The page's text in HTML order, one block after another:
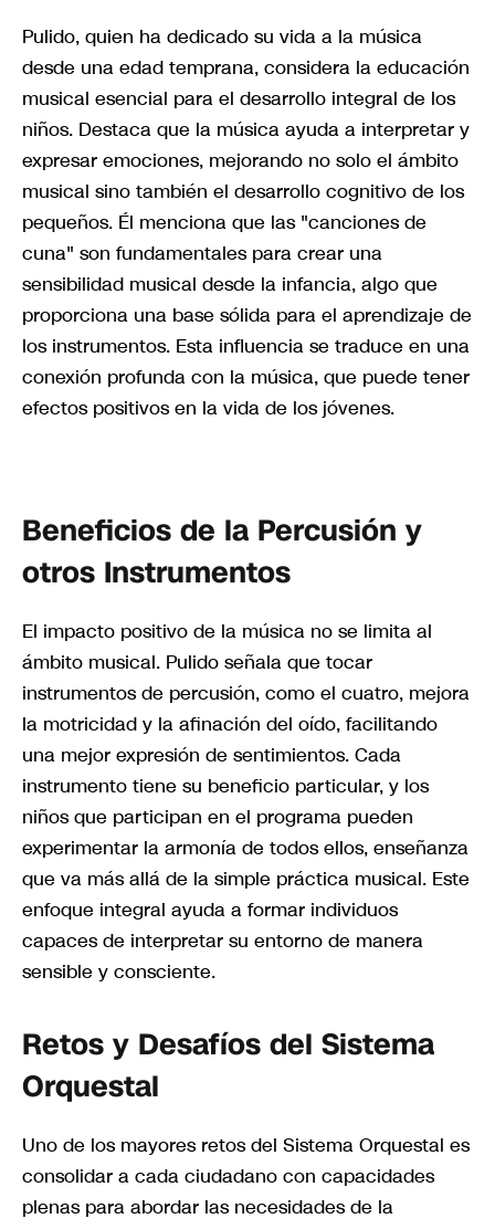
Pulido, quien ha dedicado su vida a la música
desde una edad temprana, considera la educación
musical esencial para el desarrollo integral de los
niños. Destaca que la música ayuda a interpretar y
expresar emociones, mejorando no solo el ámbito
musical sino también el desarrollo cognitivo de los
pequeños. Él menciona que las "canciones de
cuna" son fundamentales para crear una
sensibilidad musical desde la infancia, algo que
proporciona una base sólida para el aprendizaje de
los instrumentos. Esta influencia se traduce en una
conexión profunda con la música, que puede tener
efectos positivos en la vida de los jóvenes.
Beneficios de la Percusión y
otros Instrumentos
El impacto positivo de la música no se limita al
ámbito musical. Pulido señala que tocar
instrumentos de percusión, como el cuatro, mejora
la motricidad y la afinación del oído, facilitando
una mejor expresión de sentimientos. Cada
instrumento tiene su beneficio particular, y los
niños que participan en el programa pueden
experimentar la armonía de todos ellos, enseñanza
que va más allá de la simple práctica musical. Este
enfoque integral ayuda a formar individuos
capaces de interpretar su entorno de manera
sensible y consciente.
Retos y Desafíos del Sistema
Orquestal
Uno de los mayores retos del Sistema Orquestal es
consolidar a cada ciudadano con capacidades
plenas para abordar las necesidades de la